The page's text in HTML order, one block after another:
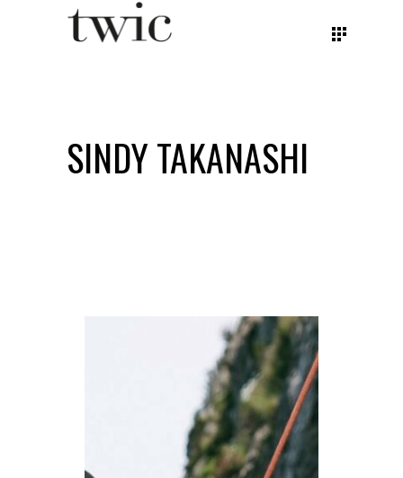
SINDY TAKANASHI